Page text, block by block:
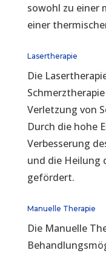
sowohl zu einer
einer
Lasertherapie
Die
Verletzung von
Durch die hohe
Verbesserung
und die Heilung
gefördert.
Manuelle Therapie
Die Manuelle